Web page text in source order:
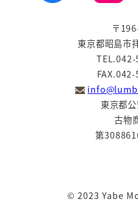
〒
東京都昭島市
TEL.042-
東京都
古物
第
© 2023Yabe